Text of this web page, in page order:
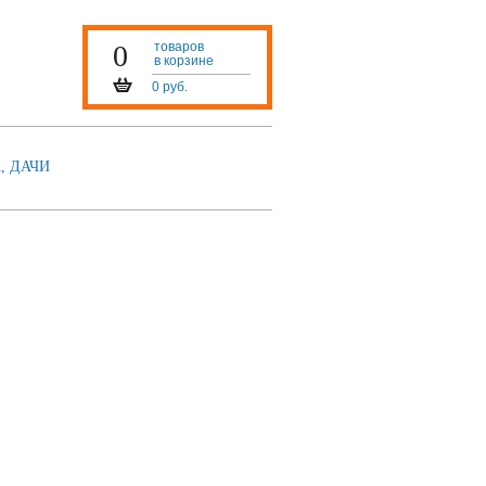
0
товаров
в корзине
0 руб.
ДАЧИ